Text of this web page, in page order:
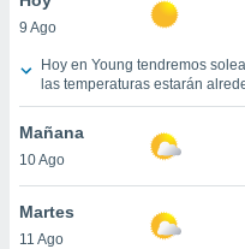
y
nuestra
9 Ago
Tiempo en Young hoy
Hoy en Young tendremos
las temperaturas estarán
los13°C.Durante la noche,
7°C
16 km/h
Mañana
10 Ago
Martes
11 Ago